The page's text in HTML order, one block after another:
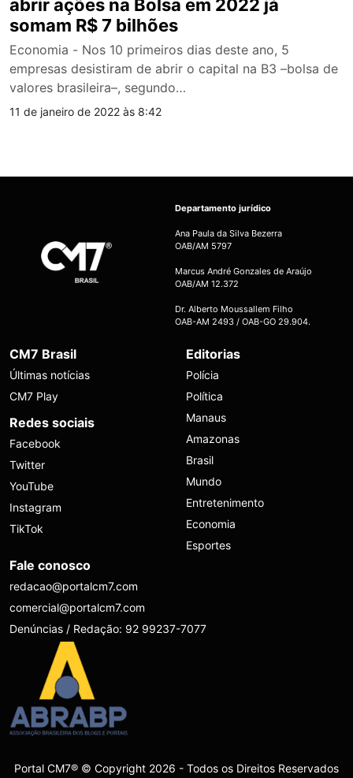
abrir ações na Bolsa em 2022 já
somam R$ 7 bilhões
Economia - Nos 10 primeiros dias deste ano, 5
empresas desistiram de abrir o capital na B3 –bolsa de
valores brasileira–, segundo…
11 de janeiro de 2022 às 8:42
Departamento jurídico
Ana Paula da Silva Bezerra
OAB/AM 5797
Marcus André Gonzales de Araújo
OAB/AM 12.372
Dr. Alberto Moussallem Filho
OAB-AM 2493 / OAB-GO 29.904.
CM7 Brasil
Últimas notícias
CM7 Play
Redes sociais
Facebook
Twitter
YouTube
Instagram
TikTok
Editorias
Polícia
Política
Manaus
Amazonas
Brasil
Mundo
Entretenimento
Economia
Esportes
Fale conosco
redacao@portalcm7.com
comercial@portalcm7.com
Denúncias / Redação: 92 99237-7077
Portal CM7® © Copyright 2026 - Todos os Direitos Reservados